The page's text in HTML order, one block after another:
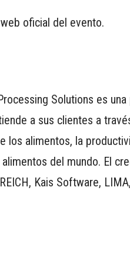
oficial del evento.
Solutions es
a sus clientes a
los alimentos, la
del mundo. El
Kais Software,